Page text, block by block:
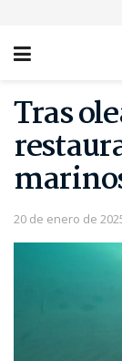
Tras
20 de enero de